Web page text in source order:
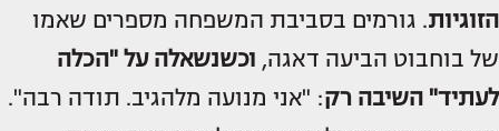
הזוגיות. גורמים בסביבת המשפחה מספרים שאמו
של בוחבוט הביעה דאגה, וכשנשאלה על "הכלה
לעתיד" השיבה רק: "אני מנועה מלהגיב. תודה רבה".